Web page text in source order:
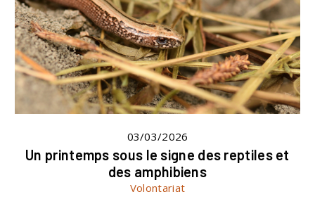
03/03/2026
Un printemps sous le signe des reptiles et
des amphibiens
Volontariat